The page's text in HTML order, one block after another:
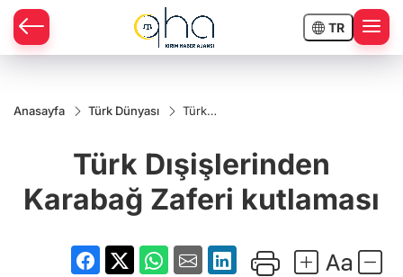
TR
Anasayfa Türk Dünyası
Türk
Zaferi
kutlaması
Türk Dışişlerinden
Karabağ Zaferi kutlaması